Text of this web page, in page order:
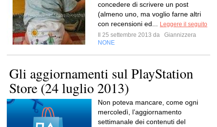
concedere di scrivere un post
(almeno uno, ma voglio farne altri
con recensioni ed...
Leggere il seguito
Il 25 settembre 2013 da
Giannizzera
NONE
Gli aggiornamenti sul PlayStation
Store (24 luglio 2013)
Non poteva mancare, come ogni
mercoledì, l’aggiornamento
settimanale dei contenuti del